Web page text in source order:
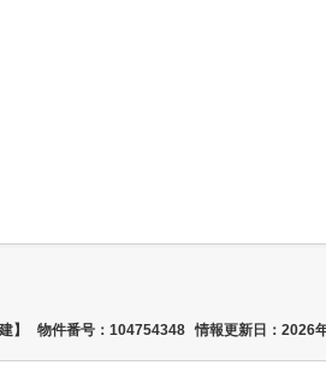
】 物件番号：104754348 情報更新日：2026